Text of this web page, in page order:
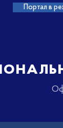
Портал в